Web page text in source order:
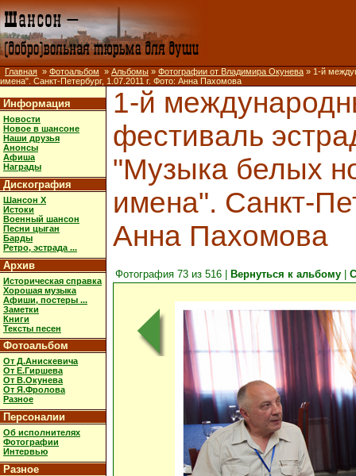
Главная » Фотоальбом » Альбомы » Фотографии от Владимира Окунева » 1-й
имена". Санкт-Петербург, 1.07.2011 г. Фото: Анна Пахомова
Информация
Новости
Новое в шансоне
Наши друзья
Анонсы
Афиша
Награды
Дискография
Шансон X
Истоки
Военный шансон
Песни цыган
Барды
Ретро, эстрада ...
Архив
Историческая справка
Хорошая музыка
Афиши, постеры ...
Заметки
Книги
Тексты песен
Фотоальбом
От Д.Анискевича
От Е.Гиршева
От В.Окунева
От Я.Фролова
Разное
Персоналии
Об исполнителях
Фотографии
Интервью
Разное
1-й
фестиваль
"Музыка белых
имена". Санкт-
Анна Пахомова
Фотография 73 из 516 | Вернуться к альбому